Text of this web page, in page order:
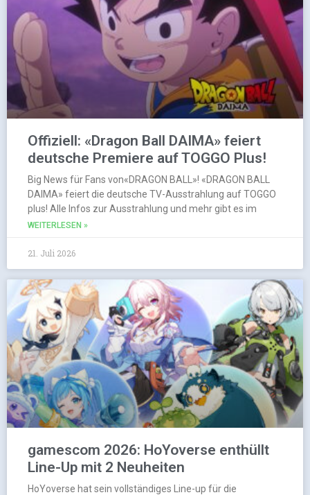
Offiziell: «Dragon Ball DAIMA» feiert
deutsche Premiere auf TOGGO Plus!
Big News für Fans von«DRAGON BALL»! «DRAGON BALL
DAIMA» feiert die deutsche TV-Ausstrahlung auf TOGGO
plus! Alle Infos zur Ausstrahlung und mehr gibt es im
WEITERLESEN »
21. Juli 2026
gamescom 2026: HoYoverse enthüllt
Line-Up mit 2 Neuheiten
HoYoverse hat sein vollständiges Line-up für die